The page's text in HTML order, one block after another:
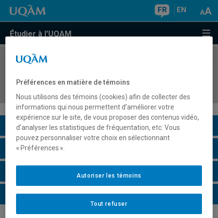
FR EN
Étudier à l'UQAM
COURS//
visée éducative, préventive et promotionnelle I
Description du cours
Horaire - Été 2026
Horaire - Automne 2026
Horaire - Hiver 2027
Préférences en matière de témoins
Nous utilisons des témoins (cookies) afin de collecter des
informations qui nous permettent d’améliorer votre
expérience sur le site, de vous proposer des contenus vidéo,
d’analyser les statistiques de fréquentation, etc. Vous
pouvez personnaliser votre choix en sélectionnant
« Préférences ».
Tout refuser
Autoriser les témoins